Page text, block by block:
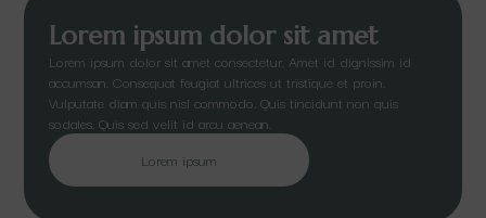
Lorem ipsum dolor sit amet
Lorem ipsum dolor sit amet consectetur. Amet id dignissim id
accumsan. Consequat feugiat ultrices ut tristique et proin.
Vulputate diam quis nisl commodo. Quis tincidunt non quis
sodales. Quis sed velit id arcu aenean.
Lorem ipsum